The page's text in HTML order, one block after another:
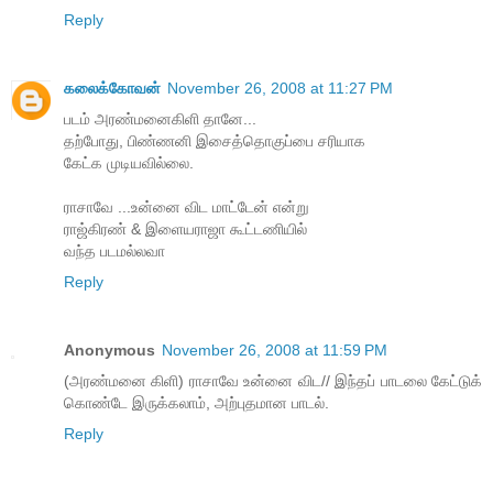
Reply
கலைக்கோவன் November 26, 2008 at 11:27 PM
படம் அரண்மனைகிளி தானே...
தற்போது, பிண்ணனி இசைத்தொகுப்பை சரியாக
கேட்க முடியவில்லை.
ராசாவே ...உன்னை விட மாட்டேன் என்று
ராஜ்கிரண் & இளையராஜா கூட்டணியில்
வந்த படமல்லவா
Reply
Anonymous November 26, 2008 at 11:59 PM
(அரண்மனை கிளி) ராசாவே உன்னை விட// இந்தப் பாடலை கேட்டுக்
கொண்டே இருக்கலாம், அற்புதமான பாடல்.
Reply